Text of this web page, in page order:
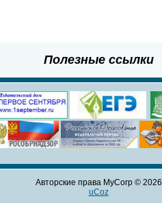
Полезные ссылки
Авторские права MyCorp © 2026
uCoz